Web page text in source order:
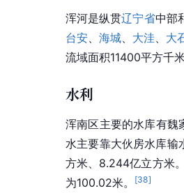
浑河是纵贯辽宁省中部
台安 、海城 大洼
大
流域面积11400平方千
水利
浑南区主要的水库有魏
水主要靠大伙房水库输
方米、8.244亿立方米
为100.02米。
[38]